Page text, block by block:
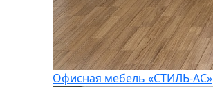
Офисная мебель «СТИЛЬ-АС»